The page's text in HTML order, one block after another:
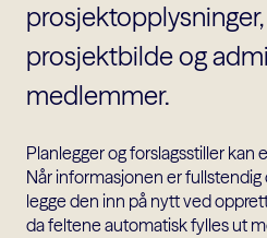
prosjektbilde og
medlemmer.
Planlegger og forslagsstiller kan
Når informasjonen er
legge den inn på nytt ved
da feltene automatisk fylles ut